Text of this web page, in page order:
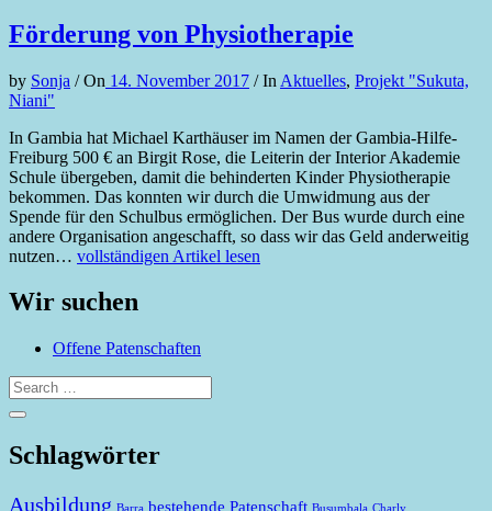
Förderung von Physiotherapie
by Sonja /On 14. November 2017 /In Aktuelles, Projekt "Sukuta,
Niani"
In Gambia hat Michael Karthäuser im Namen der Gambia-Hilfe-
Freiburg 500 € an Birgit Rose, die Leiterin der Interior Akademie
Schule übergeben, damit die behinderten Kinder Physiotherapie
bekommen. Das konnten wir durch die Umwidmung aus der
Spende für den Schulbus ermöglichen. Der Bus wurde durch eine
andere Organisation angeschafft, so dass wir das Geld anderweitig
nutzen… vollständigen Artikel lesen
Wir suchen
Offene Patenschaften
Schlagwörter
Ausbildung Barra bestehende Patenschaft Busumbala Charly